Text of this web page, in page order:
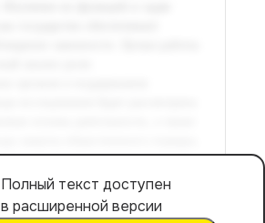
Полный текст доступен
в расширенной версии